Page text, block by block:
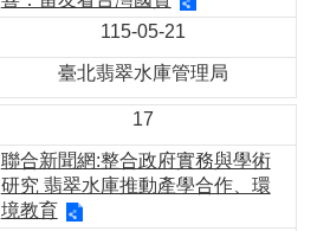
115-05-21
臺北翡翠水庫管理局
17
聯合新聞網:整合政府實務與學術
研究 翡翠水庫推動產學合作、環
境教育